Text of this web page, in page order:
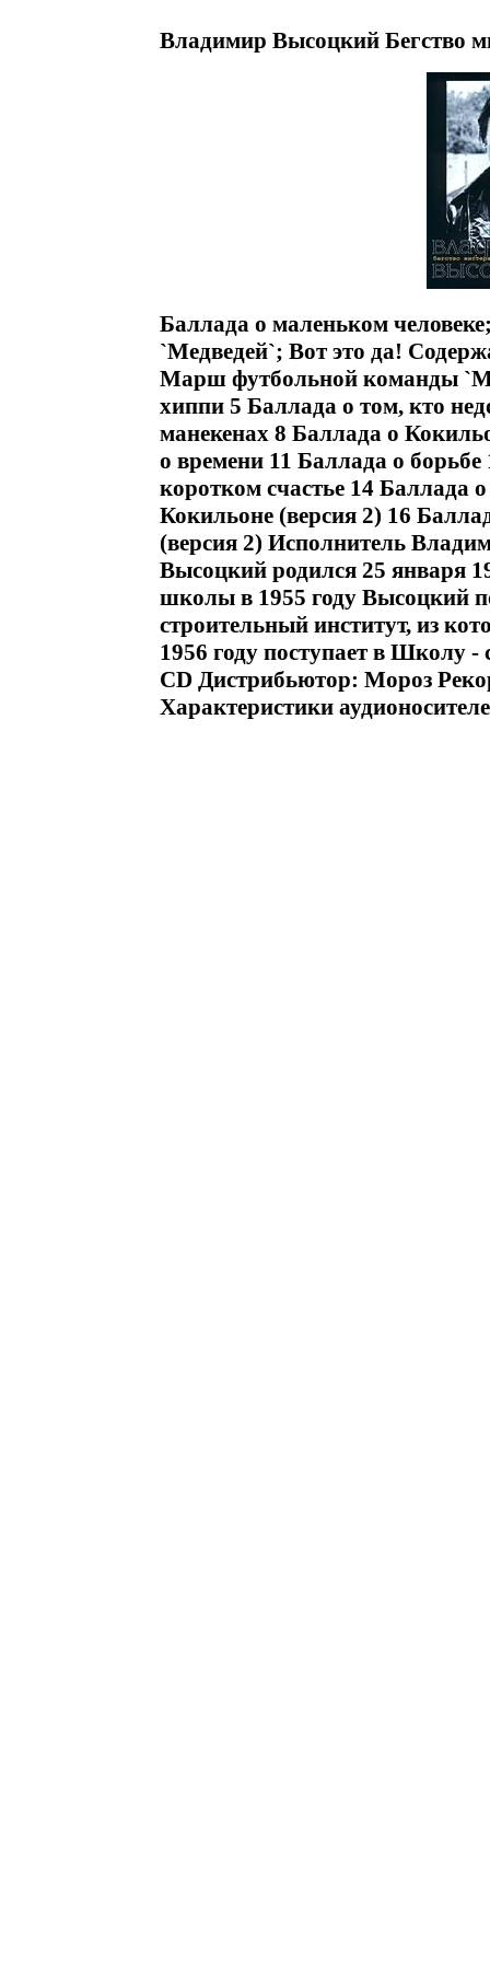
Владимир Высоцкий Бегство
Баллада о маленьком
`Медведей`; Вот это да!
Марш футбольной команды
хиппи 5 Баллада о том, кто
манекенах 8 Баллада о
о времени 11 Баллада о
коротком счастье 14 Баллада
Кокильоне (версия 2) 16
(версия 2) Исполнитель
Высоцкий родился 25 января
школы в 1955 году Высоцкий
строительный институт, из
1956 году поступает в
CD Дистрибьютор: Мороз
Характеристики